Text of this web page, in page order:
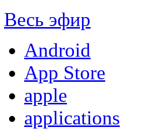
Весь эфир
Android
App Store
apple
applications